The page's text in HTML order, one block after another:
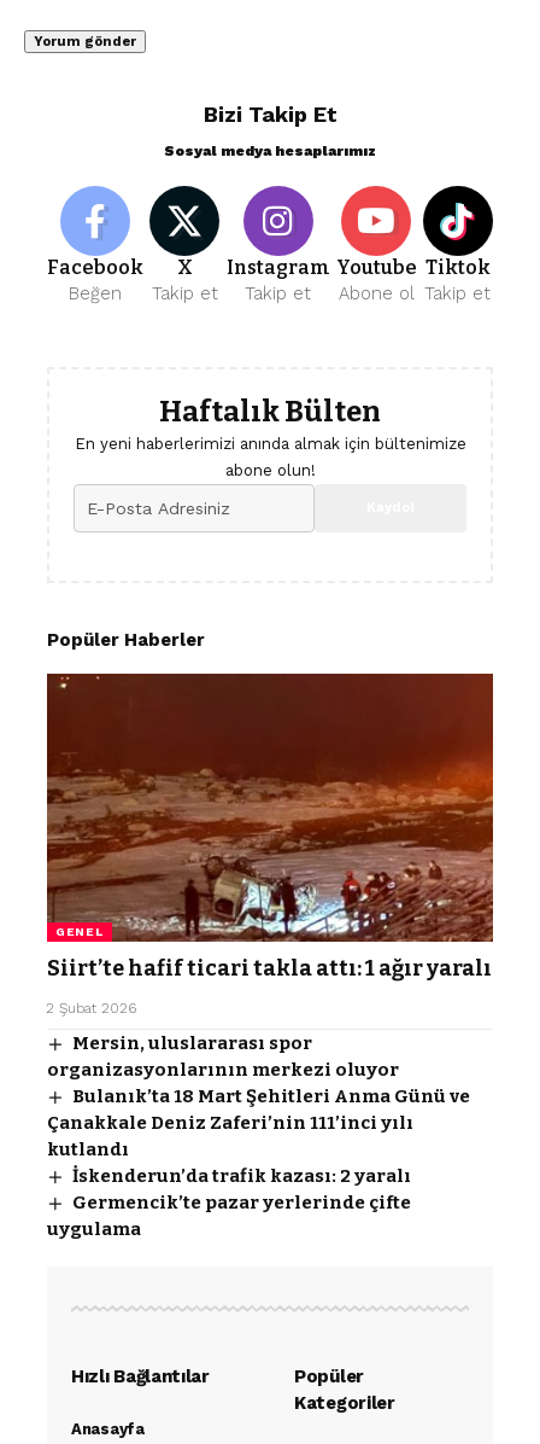
Bizi Takip Et
Sosyal medya hesaplarımız
Facebook
Beğen
X
Takip et
Instagram
Takip et
Youtube
Abone ol
Tiktok
Takip et
Haftalık Bülten
En yeni haberlerimizi anında almak için bültenimize
abone olun!
Popüler Haberler
GENEL
Siirt’te hafif ticari takla attı: 1 ağır yaralı
2 Şubat 2026
Mersin, uluslararası spor
organizasyonlarının merkezi oluyor
Bulanık’ta 18 Mart Şehitleri Anma Günü ve
Çanakkale Deniz Zaferi’nin 111’inci yılı
kutlandı
İskenderun’da trafik kazası: 2 yaralı
Germencik’te pazar yerlerinde çifte
uygulama
Hızlı Bağlantılar
Anasayfa
Popüler
Kategoriler